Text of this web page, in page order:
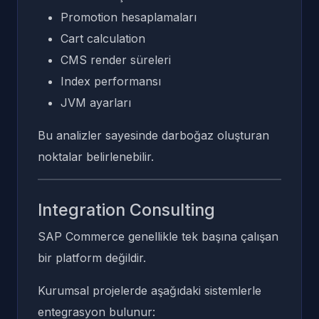
Promotion hesaplamaları
Cart calculation
CMS render süreleri
Index performansı
JVM ayarları
Bu analizler sayesinde darboğaz oluşturan
noktalar belirlenebilir.
Integration Consulting
SAP Commerce genellikle tek başına çalışan
bir platform değildir.
Kurumsal projelerde aşağıdaki sistemlerle
entegrasyon bulunur: